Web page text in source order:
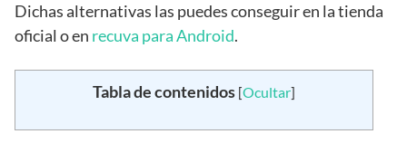
Dichas alternativas las puedes conseguir en la tienda
oficial o en recuva para Android.
Tabla de contenidos [Ocultar]